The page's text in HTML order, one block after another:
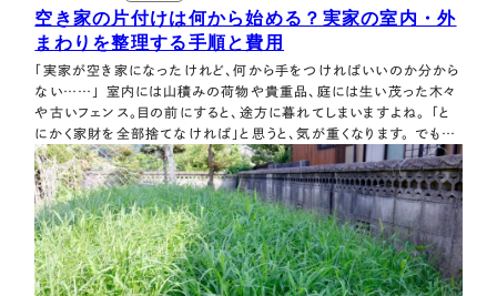
空き家の片付けは何から始める？実家の室内・外
まわりを整理する手順と費用
「実家が空き家になったけれど、何から手をつければいいのか分から
ない……」 室内には山積みの荷物や貴重品、庭には生い茂った木々
や古いフェンス。目の前にすると、途方に暮れてしまいますよね。 「と
にかく家財を全部捨てなければ」と思うと、気が重くなります。 でも、
「片付けの目的と範囲を先に決めて、順番に進める」と、それだけでス
ムーズに動き出せます。 実家の今後（売却・解体・そのまま残すか）が
決まっていなく…